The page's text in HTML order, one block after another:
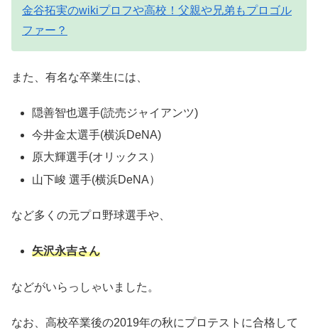
金谷拓実のwikiプロフや高校！父親や兄弟もプロゴル
ファー？
また、有名な卒業生には、
隠善智也選手(読売ジャイアンツ)
今井金太選手(横浜DeNA)
原大輝選手(オリックス）
山下峻 選手(横浜DeNA）
など多くの元プロ野球選手や、
矢沢永吉さん
などがいらっしゃいました。
なお、高校卒業後の2019年の秋にプロテストに合格して